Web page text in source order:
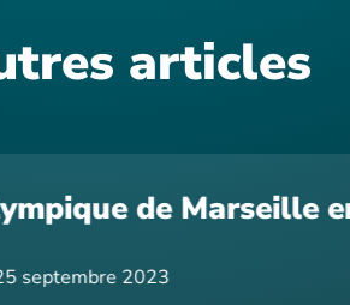
articles
Qui peut
champions